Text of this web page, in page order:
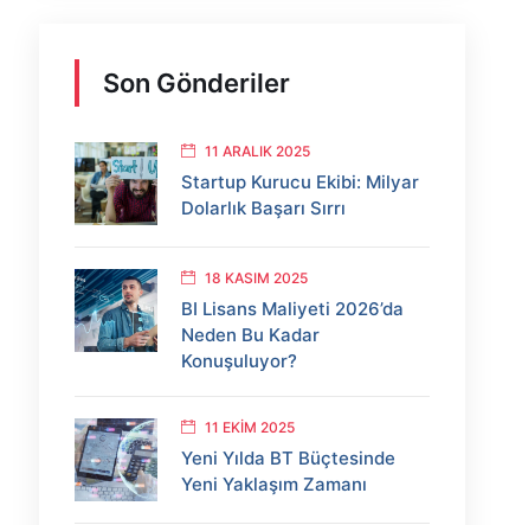
Son Gönderiler
11 ARALIK 2025
Startup Kurucu Ekibi: Milyar
Dolarlık Başarı Sırrı
18 KASIM 2025
BI Lisans Maliyeti 2026’da
Neden Bu Kadar
Konuşuluyor?
11 EKIM 2025
Yeni Yılda BT Büçtesinde
Yeni Yaklaşım Zamanı